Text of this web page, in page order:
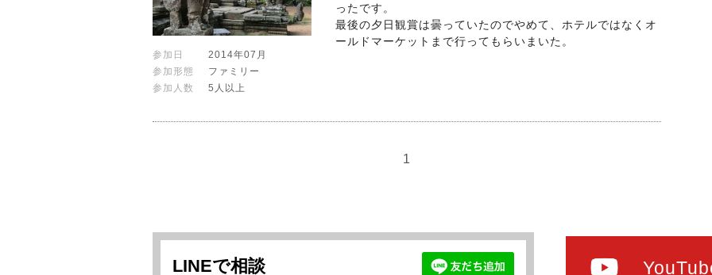
ったです。
最後の夕日観賞は曇っていたのでやめて、ホテルではなくオ
ールドマーケットまで行ってもらいまいた。
参加日
2014年07月
参加形態
ファミリー
参加人数
5人以上
1
LINEで相談